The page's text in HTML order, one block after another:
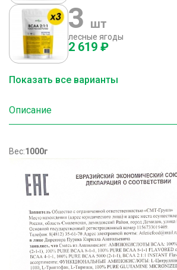
3 шт
лесные ягоды
2 619 ₽
Показать все варианты
Описание
Вес:1000г